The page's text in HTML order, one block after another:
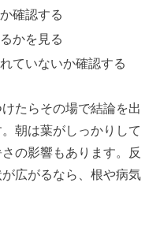
確認する
かを見る
ていないか確認する
たらその場で結論を出
朝は葉がしっかりして
の影響もあります。反
広がるなら、根や病気